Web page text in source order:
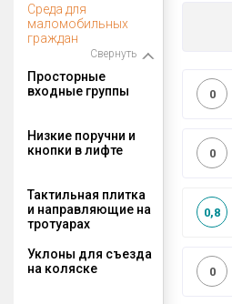
Среда для
маломобильных
граждан
Свернуть
Просторные
входные группы
0
Низкие поручни и
кнопки в лифте
0
Тактильная плитка
и направляющие на
тротуарах
0,8
Уклоны для съезда
на коляске
0